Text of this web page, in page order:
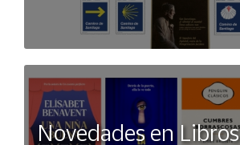
Novedades en Libros